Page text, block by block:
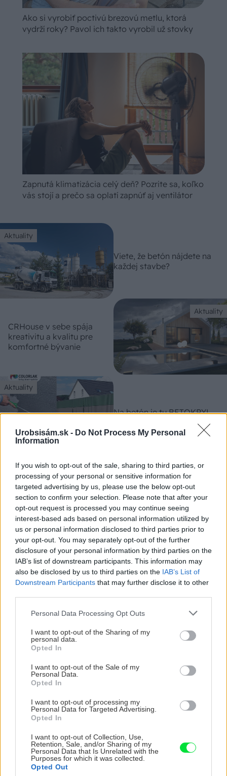
Urobsisám.sk - Do Not Process My Personal
Information
If you wish to opt-out of the sale, sharing to third parties, or
processing of your personal or sensitive information for
targeted advertising by us, please use the below opt-out
section to confirm your selection. Please note that after your
opt-out request is processed you may continue seeing
interest-based ads based on personal information utilized by
us or personal information disclosed to third parties prior to
your opt-out. You may separately opt-out of the further
disclosure of your personal information by third parties on the
IAB’s list of downstream participants. This information may
also be disclosed by us to third parties on the IAB’s List of
Downstream Participants that may further disclose it to other
Please note that this website/app uses one or more Google
not limited to your visit or usage behaviour. You may click to
grant or deny consent to Google and its third-party tags to
use your data for below specified purposes in below Google
consent section.
Personal Data Processing Opt Outs
I want to opt-out of the Sharing of my
personal data.
Opted In
I want to opt-out of the Sale of my
Personal Data.
Opted In
I want to opt-out of processing my
Personal Data for Targeted Advertising.
Opted In
I want to opt-out of Collection, Use,
Retention, Sale, and/or Sharing of my
Personal Data that Is Unrelated with the
Purposes for which it was collected.
Opted Out
Ako si vyrobiť poctivú brezovú metlu, ktorá
vydrží roky? Pavol ich takto vyrobil už stovky
Zapnutá klimatizácia celý deň? Pozrite sa, koľko
vás stojí a prečo sa oplatí zapnúť aj ventilátor
Aktuality
Viete, že betón nájdete na
každej stavbe?
Aktuality
CRHouse v sebe spája
kreativitu a kvalitu pre
komfortné bývanie
Aktuality
Na betón je tu BETOKRYL
Stavba domu
Ako na betónovanie
nosných stĺpov
Stavebný materiál
Nový cenník a novinky
značky Cemix v roku 2021
Dvor a záhrada
Aký betón použiť na tvorivé
domáce práce a ako s ním
pracovať, aby výsledok stál
Martin Pribila:
neekologickí. Recyklovaný
betón je alternatíva za
porovnateľnú cenu